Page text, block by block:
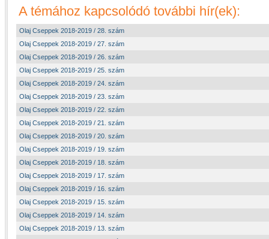
A témához kapcsolódó további hír(ek):
Olaj Cseppek 2018-2019 / 28. szám
Olaj Cseppek 2018-2019 / 27. szám
Olaj Cseppek 2018-2019 / 26. szám
Olaj Cseppek 2018-2019 / 25. szám
Olaj Cseppek 2018-2019 / 24. szám
Olaj Cseppek 2018-2019 / 23. szám
Olaj Cseppek 2018-2019 / 22. szám
Olaj Cseppek 2018-2019 / 21. szám
Olaj Cseppek 2018-2019 / 20. szám
Olaj Cseppek 2018-2019 / 19. szám
Olaj Cseppek 2018-2019 / 18. szám
Olaj Cseppek 2018-2019 / 17. szám
Olaj Cseppek 2018-2019 / 16. szám
Olaj Cseppek 2018-2019 / 15. szám
Olaj Cseppek 2018-2019 / 14. szám
Olaj Cseppek 2018-2019 / 13. szám